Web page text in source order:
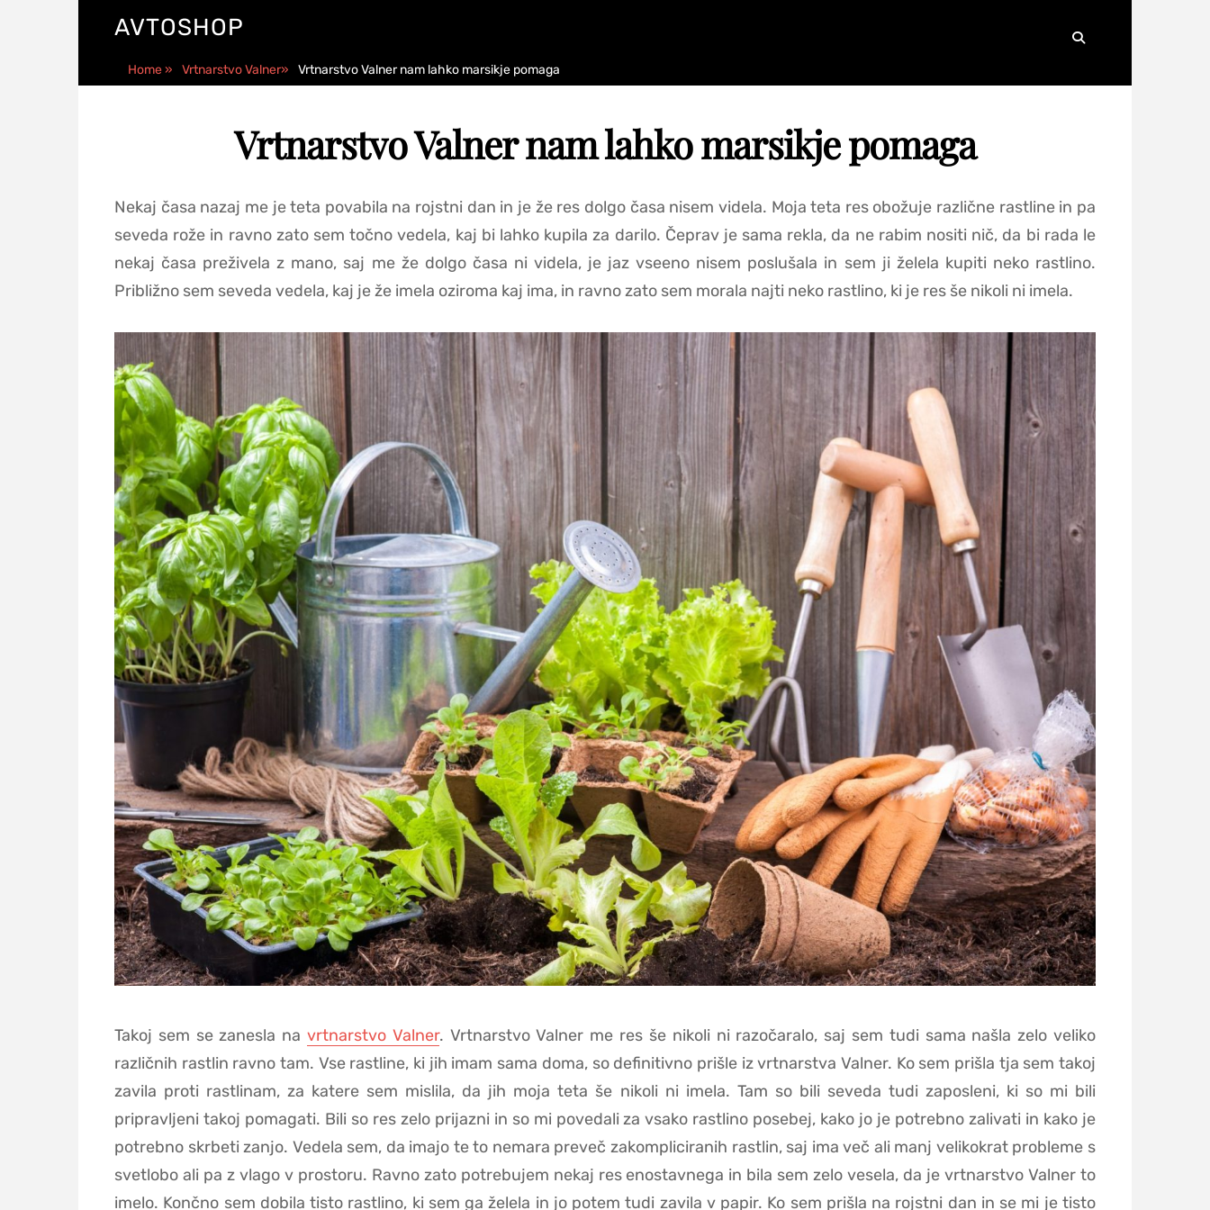
AVTOSHOP
Search
Home» Vrtnarstvo Valner» Vrtnarstvo Valner nam lahko marsikje pomaga
Vrtnarstvo Valner nam lahko marsikje pomaga
Nekaj časa nazaj me je teta povabila na rojstni dan in je že res dolgo časa nisem videla. Moja teta res obožuje različne rastline in pa
seveda rože in ravno zato sem točno vedela, kaj bi lahko kupila za darilo. Čeprav je sama rekla, da ne rabim nositi nič, da bi rada le
nekaj časa preživela z mano, saj me že dolgo časa ni videla, je jaz vseeno nisem poslušala in sem ji želela kupiti neko rastlino.
Približno sem seveda vedela, kaj je že imela oziroma kaj ima, in ravno zato sem morala najti neko rastlino, ki je res še nikoli ni imela.
Takoj sem se zanesla navrtnarstvo Valner. Vrtnarstvo Valner me res še nikoli ni razočaralo, saj sem tudi sama našla zelo veliko
različnih rastlin ravno tam. Vse rastline, ki jih imam sama doma, so definitivno prišle iz vrtnarstva Valner. Ko sem prišla tja sem takoj
zavila proti rastlinam, za katere sem mislila, da jih moja teta še nikoli ni imela. Tam so bili seveda tudi zaposleni, ki so mi bili
pripravljeni takoj pomagati. Bili so res zelo prijazni in so mi povedali za vsako rastlino posebej, kako jo je potrebno zalivati in kako je
potrebno skrbeti zanjo. Vedela sem, da imajo te to nemara preveč zakompliciranih rastlin, saj ima več ali manj velikokrat probleme s
svetlobo ali pa z vlago v prostoru. Ravno zato potrebujem nekaj res enostavnega in bila sem zelo vesela, da je vrtnarstvo Valner to
imelo. Končno sem dobila tisto rastlino, ki sem ga želela in jo potem tudi zavila v papir. Ko sem prišla na rojstni dan in se mi je tisto